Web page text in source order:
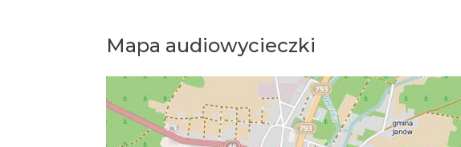
Mapa audiowycieczki